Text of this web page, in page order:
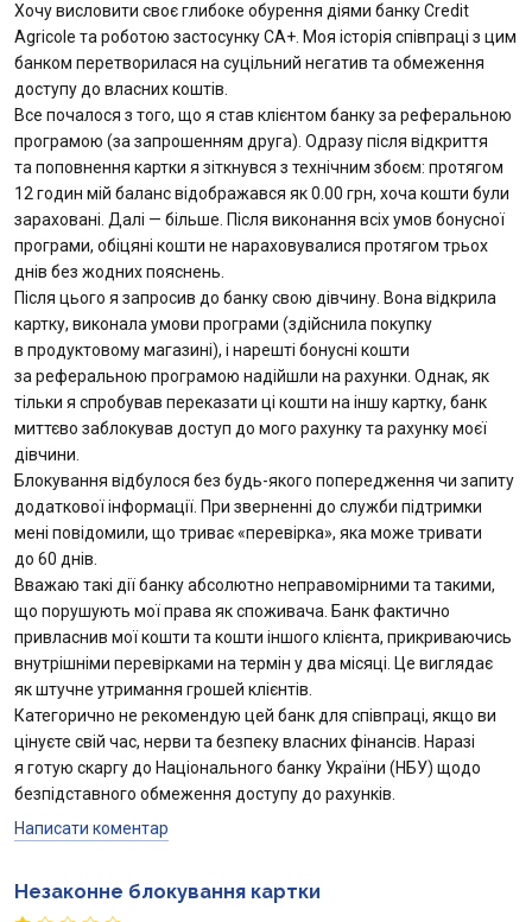
Хочу висловити своє глибоке обурення діями банку Credit
Agricole та роботою застосунку CA+. Моя історія співпраці з цим
банком перетворилася на суцільний негатив та обмеження
доступу до власних коштів.
Все почалося з того, що я став клієнтом банку за реферальною
програмою (за запрошенням друга). Одразу після відкриття
та поповнення картки я зіткнувся з технічним збоєм: протягом
12 годин мій баланс відображався як 0.00 грн, хоча кошти були
зараховані. Далі — більше. Після виконання всіх умов бонусної
програми, обіцяні кошти не нараховувалися протягом трьох
днів без жодних пояснень.
Після цього я запросив до банку свою дівчину. Вона відкрила
картку, виконала умови програми (здійснила покупку
в продуктовому магазині), і нарешті бонусні кошти
за реферальною програмою надійшли на рахунки. Однак, як
тільки я спробував переказати ці кошти на іншу картку, банк
миттєво заблокував доступ до мого рахунку та рахунку моєї
дівчини.
Блокування відбулося без будь-якого попередження чи запиту
додаткової інформації. При зверненні до служби підтримки
мені повідомили, що триває «перевірка», яка може тривати
до 60 днів.
Вважаю такі дії банку абсолютно неправомірними та такими,
що порушують мої права як споживача. Банк фактично
привласнив мої кошти та кошти іншого клієнта, прикриваючись
внутрішніми перевірками на термін у два місяці. Це виглядає
як штучне утримання грошей клієнтів.
Категорично не рекомендую цей банк для співпраці, якщо ви
цінуєте свій час, нерви та безпеку власних фінансів. Наразі
я готую скаргу до Національного банку України (НБУ) щодо
безпідставного обмеження доступу до рахунків.
Написати коментар
Незаконне блокування картки